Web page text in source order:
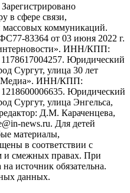
в сфере связи,
коммуникаций.
83364 от 03 июня 2022 г.
ИНН/КПП:
Юридический
Сургут, улица 30 лет
ИНН/КПП:
Юридический
Сургут, улица Энгельса,
Д.М. Караченцева,
news.ru. Для детей
материалы,
в соответствии с
и смежных правах. При
источник обязательна.
данных.